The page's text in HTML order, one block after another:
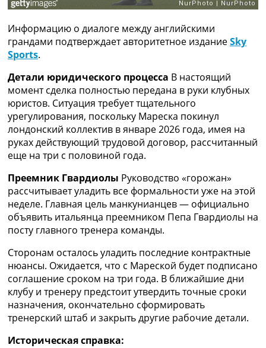
Рейтинг ФИФА
RU
UA
Categories
Главная
Новости футбола
Видео
Трансферы
Новости футбола Украины
Конкурс прогнозов
Логин
Рейтинги
Правила
Коллективный прогноз
Турниры
Чемпионат Мира
Украина. Премьер-Лига
Украина. Первая Лига
Лига Чемпионов
Англия. Премьер Лига
Испания. Ла Лига
Другие Турниры >>>
Информацию о диалоге между английскими
грандами подтверждает авторитетное изданиеSky
Sports.
Детали юридического процесса В настоящий
момент сделка полностью передана в руки клубных
юристов. Ситуация требует тщательного
урегулирования, поскольку Мареска покинул
лондонский коллектив в январе 2026 года, имея на
руках действующий трудовой договор, рассчитанный
еще на три с половиной года.
Преемник Гвардиолы Руководство «горожан»
рассчитывает уладить все формальности уже на этой
неделе. Главная цель манкунианцев — официально
объявить итальянца преемником Пепа Гвардиолы на
посту главного тренера команды.
Сторонам осталось уладить последние контрактные
нюансы. Ожидается, что с Мареской будет подписано
соглашение сроком на три года. В ближайшие дни
клубу и тренеру предстоит утвердить точные сроки
назначения, окончательно сформировать
тренерский штаб и закрыть другие рабочие детали.
Историческая справка: